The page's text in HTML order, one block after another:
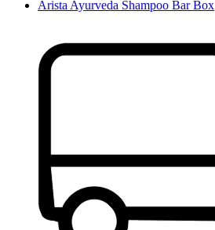
Arista Ayurveda Shampoo Bar Box